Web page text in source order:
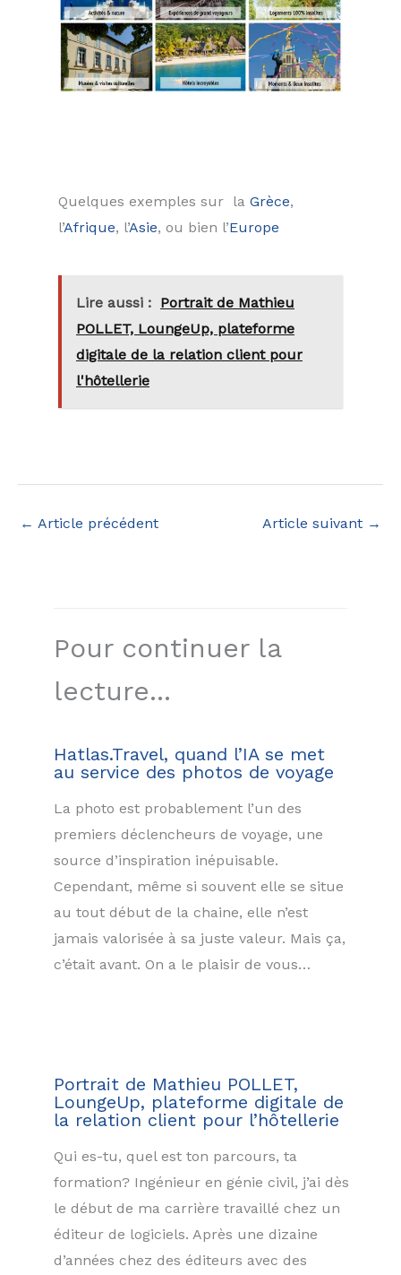
Quelques exemples sur la Grèce,
l’Afrique, l’Asie, ou bien l’Europe
Lire aussi : Portrait de Mathieu
POLLET, LoungeUp, plateforme
digitale de la relation client pour
l'hôtellerie
← Article précédent Article suivant →
Pour continuer la
lecture...
Hatlas.Travel, quand l’IA se met
au service des photos de voyage
La photo est probablement l’un des
premiers déclencheurs de voyage, une
source d’inspiration inépuisable.
Cependant, même si souvent elle se situe
au tout début de la chaine, elle n’est
jamais valorisée à sa juste valeur. Mais ça,
c’était avant. On a le plaisir de vous…
Portrait de Mathieu POLLET,
LoungeUp, plateforme digitale de
la relation client pour l’hôtellerie
Qui es-tu, quel est ton parcours, ta
formation? Ingénieur en génie civil, j’ai dès
le début de ma carrière travaillé chez un
éditeur de logiciels. Après une dizaine
d’années chez des éditeurs avec des